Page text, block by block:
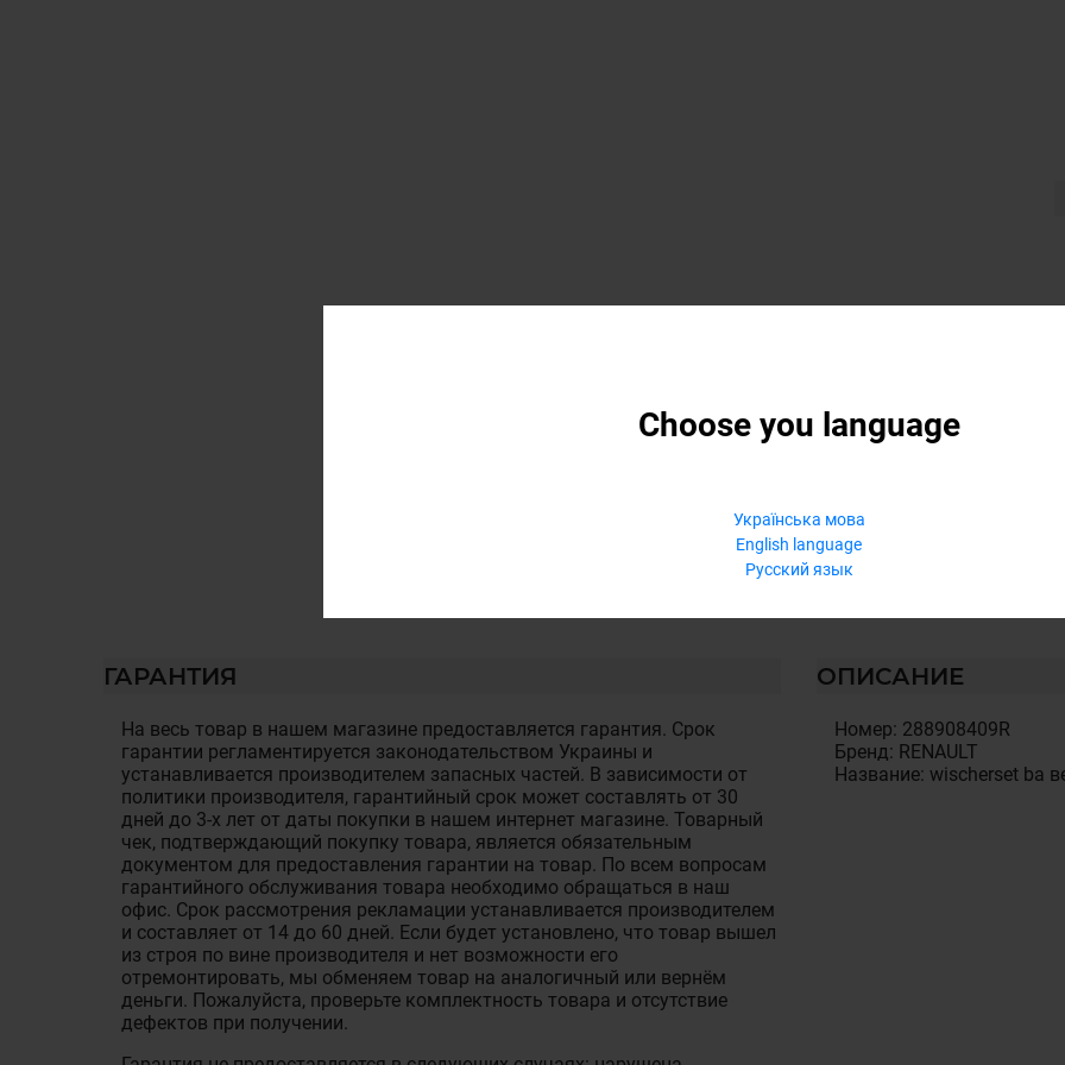
Choose you language
Українська мова
English language
Русский язык
ГАРАНТИЯ
На весь товар в нашем магазине предоставляется гарантия. Срок
гарантии регламентируется законодательством Украины и
устанавливается производителем запасных частей. В зависимости от
политики производителя, гарантийный срок может составлять от 30
дней до 3-х лет от даты покупки в нашем интернет магазине. Товарный
чек, подтверждающий покупку товара, является обязательным
документом для предоставления гарантии на товар. По всем вопросам
гарантийного обслуживания товара необходимо обращаться в наш
офис. Срок рассмотрения рекламации устанавливается производителем
и составляет от 14 до 60 дней. Если будет установлено, что товар вышел
из строя по вине производителя и нет возможности его
отремонтировать, мы обменяем товар на аналогичный или вернём
деньги. Пожалуйста, проверьте комплектность товара и отсутствие
дефектов при получении.
ОПИСАНИЕ
Номер: 288908409R
Бренд: RENAULT
Название: wischerset ba